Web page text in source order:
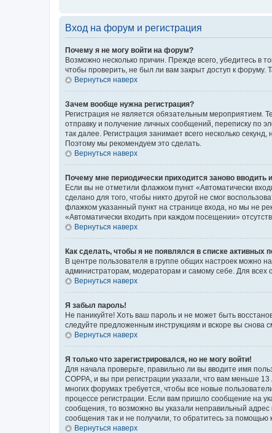
Вход на форум и регистрация
Почему я не могу войти на форум?
Возможно несколько причин. Прежде всего, убедитесь в
чтобы проверить, не был ли вам закрыт доступ к
Вернуться наверх
Зачем вообще нужна регистрация?
Регистрация не является обязательным мероприятием.
отправку и получение личных сообщений, переписку по
так далее. Регистрация занимает всего несколько
Поэтому мы рекомендуем это сделать.
Вернуться наверх
Почему мне периодически приходится заново вводить
Если вы не отметили флажком пункт «Автоматически
сделано для того, чтобы никто другой не смог
флажком указанный пункт на странице входа, но мы не
«Автоматически входить при каждом посещении»
Вернуться наверх
Как сделать, чтобы я не появлялся в списке активных
В центре пользователя в группе общих настроек можно
администраторам, модераторам и самому себе. Для всех
Вернуться наверх
Я забыл пароль!
Не паникуйте! Хоть ваш пароль и не может быть
следуйте предложенным инструкциям и вскоре вы снова
Вернуться наверх
Я только что зарегистрировался, но не могу войти!
Для начала проверьте, правильно ли вы вводите имя
COPPA, и вы при регистрации указали, что вам меньше
многих форумах требуется, чтобы все новые
процессе регистрации. Если вам пришло сообщение на
сообщения, то возможно вы указали неправильный
сообщения так и не получили, то обратитесь за помощью
Вернуться наверх